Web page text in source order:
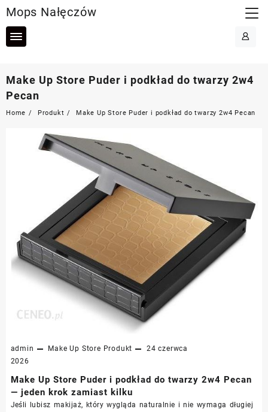
to
content
Mops Nałęczów
Make Up Store Puder i podkład do twarzy 2w4
Pecan
Home Produkt Make Up Store Puder i podkład do twarzy 2w4 Pecan
admin Make Up Store Produkt
24 czerwca
2026
Make Up Store Puder i podkład do twarzy 2w4 Pecan
— jeden krok zamiast kilku
Jeśli lubisz makijaż, który wygląda naturalnie i nie wymaga długiej